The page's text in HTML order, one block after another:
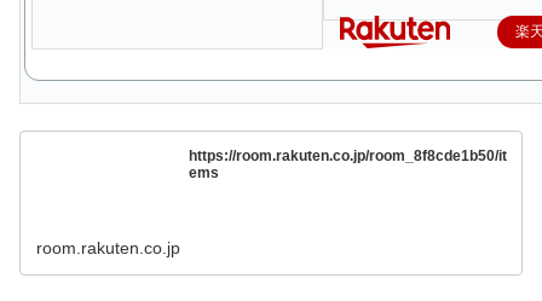
楽
https://room.rakuten.co.jp/room_8f8cde1b50/it
ems
room.rakuten.co.jp